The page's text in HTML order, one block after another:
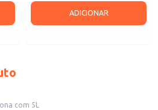
ADICIONAR
com 5L